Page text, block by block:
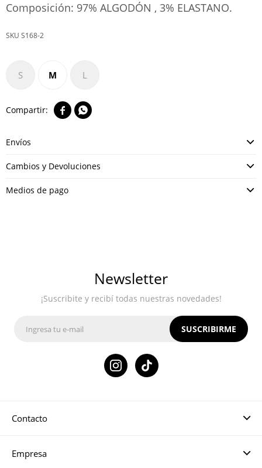
Composición: 97% ALGODÓN , 3% ELASTANO.
S168-2
S M L
 
Envíos
Cambios y Devoluciones
Medios de pago
Contacto
Empresa
Newsletter
¡Suscribite y recibí todas nuestras novedades!
SUSCRIBIRME
